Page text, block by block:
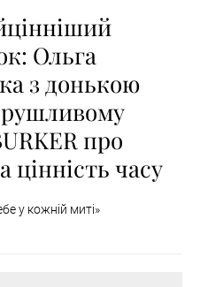
Ольга
з донькою
про
цінність часу
у кожній миті»